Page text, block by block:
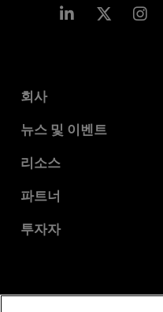
Linkedin
회사
AMD 소개
기업의 사회적 책임
채용
문의하기
뉴스 및 이벤트
뉴스룸
미디어 라이브러리
리소스
개발자 센트럴
사례 연구
파트너
AMD 파트너 허브
투자자
이사위원회